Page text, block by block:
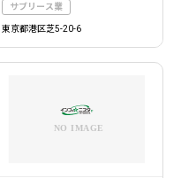
サブリース業
東京都港区芝5-20-6